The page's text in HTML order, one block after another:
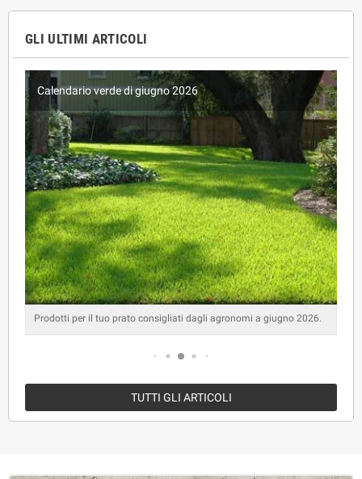
GLI ULTIMI ARTICOLI
Calendario verde di giugno 2026
Prodotti per il tuo prato consigliati dagli agronomi a giugno 2026.
TUTTI GLI ARTICOLI